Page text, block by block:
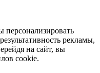
рекламы,
на сайт, вы
cookie.